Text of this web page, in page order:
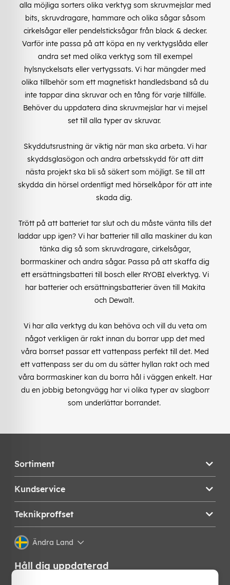
alla möjliga sorters olika verktyg som skruvmejslar med
bits, skruvdragare, hammare och olika sågar såsom
cirkelsågar eller pendelsticksågar från black & decker.
Varför inte passa på att köpa en ny verktygslåda eller
andra set med olika verktyg som till exempel
hylsnyckelsats eller vertygssats. Vi har mängder med
olika tillbehör som ett magnetiskt handledsband så du
inte tappar dina skruvar och en tång för varje tillfälle.
Behöver du uppdatera dina skruvmejslar har vi mejsel
set till alla typer av skruvar.
Skyddutsrustning är viktig när man ska arbeta. Vi har
skyddsglasögon och andra arbetsskydd för att ditt
nästa projekt ska bli så säkert som möjligt. Se till att
skydda din hörsel ordentligt med hörselkåpor för att inte
skada dig.
Trött på att batteriet tar slut och du måste vänta tills det
laddar upp igen? Vi har batterier till alla maskiner du kan
tänka dig så som skruvdragare, cirkelsågar,
borrmaskiner och andra sågar. Passa på att skaffa dig
ett ersättningsbatteri till bosch eller RYOBI elverktyg. Vi
har batterier och ersättningsbatterier även till Makita
och Dewalt.
Vi har alla verktyg du kan behöva och vill du veta om
något verkligen är rakt innan du borrar upp det med
våra borrset passar ett vattenpass perfekt till det. Med
ett vattenpass ser du om du sätter hyllan rakt och med
våra borrmaskiner kan du borra hål i väggen enkelt. Har
du en jobbig betongvägg har vi olika typer av slagborr
som underlättar borrandet.
Sortiment
Kundservice
Teknikproffset
Ändra Land
Håll dig uppdaterad